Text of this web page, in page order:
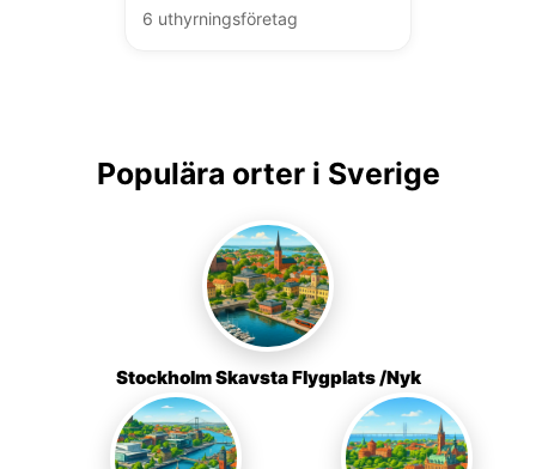
6 uthyrningsföretag
Populära orter i Sverige
Stockholm Skavsta Flygplats /Nyk